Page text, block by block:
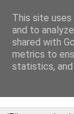
This site
and to
shared with
metrics to
statistics,